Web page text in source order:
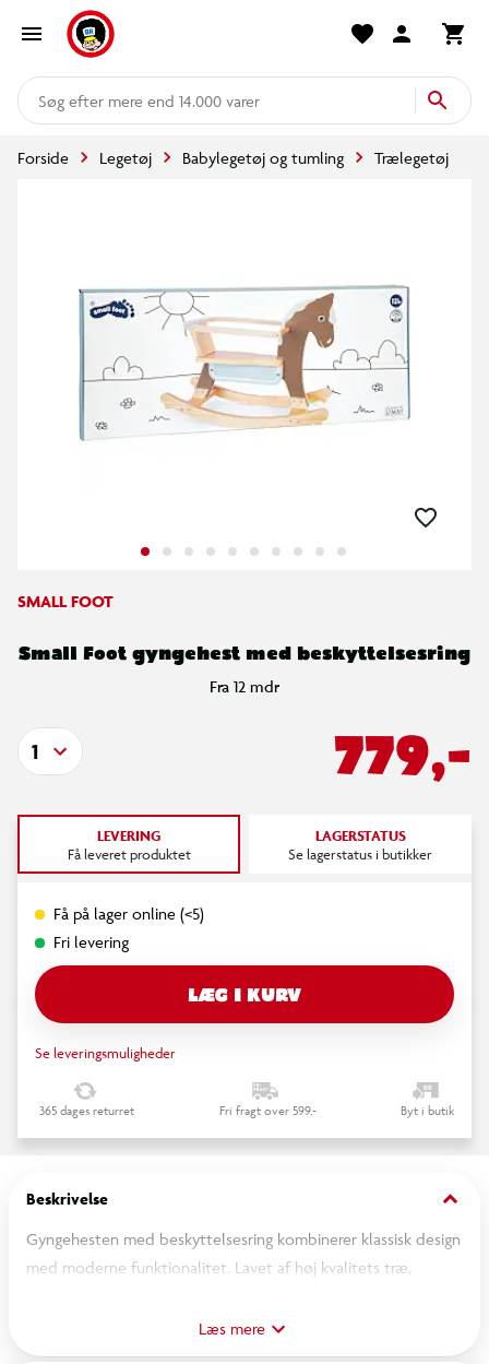
mere end 14.000 varer
Forside Legetøj Babylegetøj og tumling Trælegetøj
SMALL FOOT
Small Foot gyngehest med beskyttelsesring
Fra 12 mdr
779,-
1
LEVERING
Få leveret produktet
LAGERSTATUS
Se lagerstatus i butikker
Få på lager online (<5)
Fri levering
LÆG I KURV
Se leveringsmuligheder
365 dages returret Fri fragt over 599,- Byt i butik
Beskrivelse keyboard_arrow_down
Gyngehesten med beskyttelsesring kombinerer klassisk design
med moderne funktionalitet. Lavet af høj kvalitets træ,
minimalistiske form og det synlige massive træmateriale giver
et elegant præg, mens beskyttelsesringen sikrer, at de små kan
Læs mere